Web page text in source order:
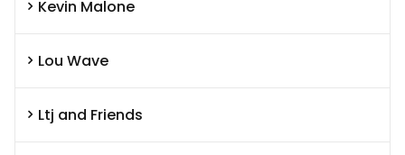
Kevin Malone
Lou Wave
Ltj and Friends